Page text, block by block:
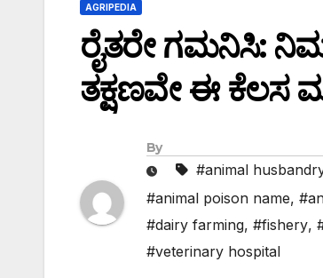
AGRIPEDIA
ರೈತರೇ ಗಮನಿಸಿ:
ತಕ್ಷಣವೇ ಈ ಕೆಲಸ
By
#animal
#animal poison name,
#dairy farming, #fishery,
#veterinary hospital